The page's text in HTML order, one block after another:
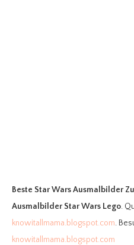
Beste Star Wars Ausmalbilder
Ausmalbilder Star Wars Lego.
knowitallmama.blogspot.com.
knowitallmama.blogspot.com